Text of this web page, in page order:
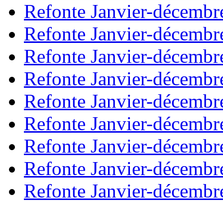
Refonte Janvier-
Refonte Janvier-
Refonte Janvier-
Refonte Janvier-
Refonte Janvier-
Refonte Janvier-
Refonte Janvier-
Refonte Janvier-
Refonte Janvier-